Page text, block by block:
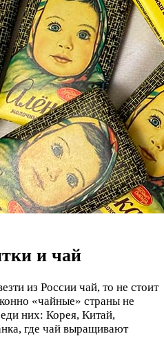
и чай
из России чай, то не стоит
«чайные» страны не
них: Корея, Китай,
где чай выращивают